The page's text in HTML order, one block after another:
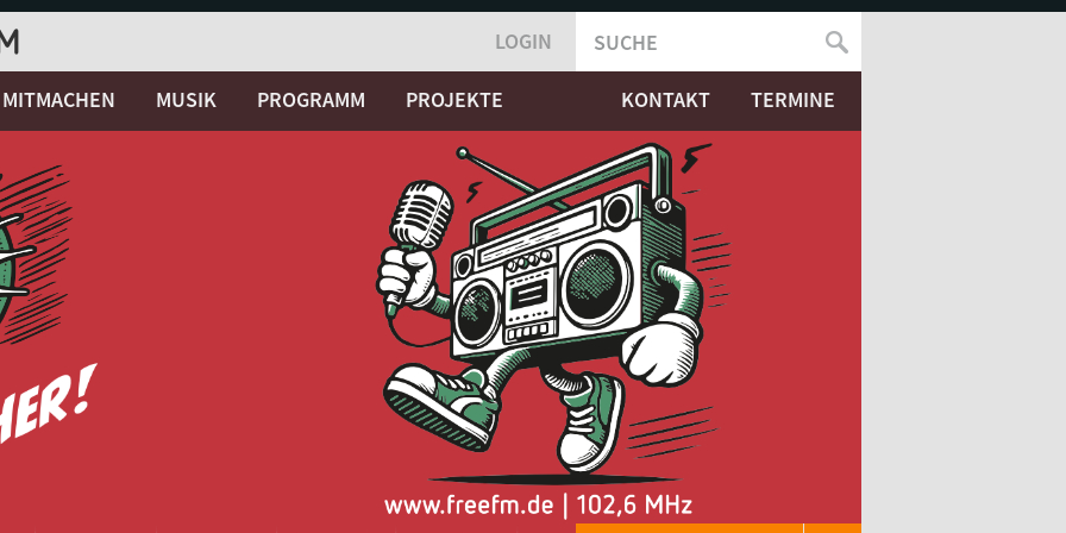
LOGIN
SUCHFORMULAR
SUCHE
MITMACHEN MUSIK PROGRAMM PROJEKTE KONTAKT TERMINE